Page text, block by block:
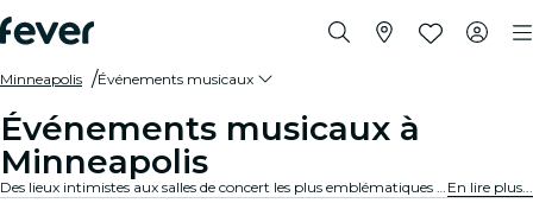
Minneapolis Événements musicaux
Événements musicaux à
Minneapolis
Des lieux intimistes aux salles de concert les plus emblématiques de la ville, Minneapolis vit au rythme de la musique et propose un large éventail d'événements pour tous les goûts et tous les styles. En lire plus...